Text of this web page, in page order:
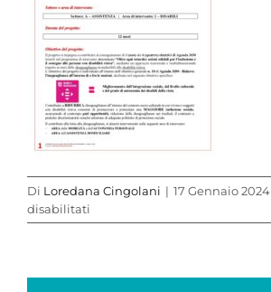
Di Loredana Cingolani | 17 Gennaio 2024
disabilitati
SINTESI_PROG_1